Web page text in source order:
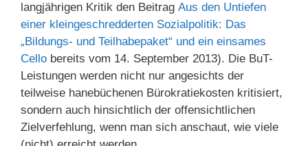
langjährigen Kritik den Beitrag Aus den Untiefen
einer kleingeschredderten Sozialpolitik: Das
„Bildungs- und Teilhabepaket“ und ein einsames
Cello bereits vom 14. September 2013). Die BuT-
Leistungen werden nicht nur angesichts der
teilweise hanebüchenen Bürokratiekosten kritisiert,
sondern auch hinsichtlich der offensichtlichen
Zielverfehlung, wenn man sich anschaut, wie viele